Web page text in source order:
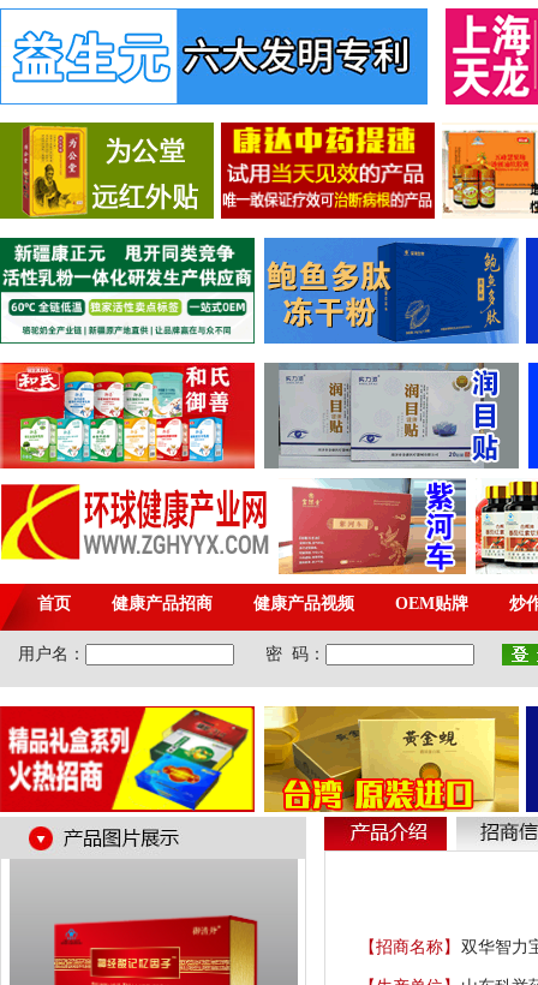
【招商名称】 双华智力